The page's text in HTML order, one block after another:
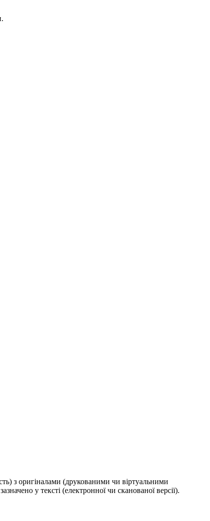
з оригіналами (друкованими чи віртуальними
у тексті (електронної чи сканованої версії).